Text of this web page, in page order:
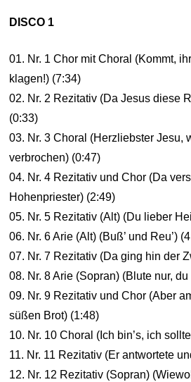
DISCO 1
01. Nr. 1 Chor mit Choral (Kommt,
klagen!) (7:34)
02. Nr. 2 Rezitativ (Da Jesus diese
(0:33)
03. Nr. 3 Choral (Herzliebster Jesu,
verbrochen) (0:47)
04. Nr. 4 Rezitativ und Chor (Da
Hohenpriester) (2:49)
05. Nr. 5 Rezitativ (Alt) (Du lieber
06. Nr. 6 Arie (Alt) (Buß’ und Reu’)
07. Nr. 7 Rezitativ (Da ging hin der
08. Nr. 8 Arie (Sopran) (Blute nur,
09. Nr. 9 Rezitativ und Chor (Aber
süßen Brot) (1:48)
10. Nr. 10 Choral (Ich bin’s, ich
11. Nr. 11 Rezitativ (Er antwortete
12. Nr. 12 Rezitativ (Sopran)